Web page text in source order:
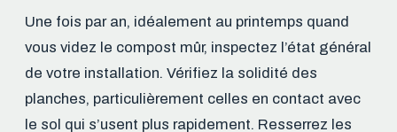
Une fois par an, idéalement au printemps quand
vous videz le compost mûr, inspectez l’état général
de votre installation. Vérifiez la solidité des
planches, particulièrement celles en contact avec
le sol qui s’usent plus rapidement. Resserrez les